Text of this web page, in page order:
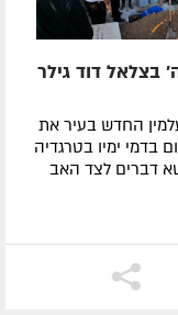
בצלאל דוד גילר
החדש בעיר את
היום בדמי ימיו בטרגדיה
דברים לצד האב